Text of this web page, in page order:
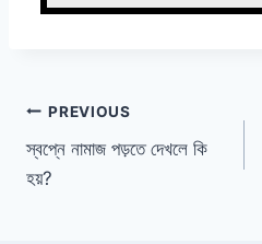
Post
navigation
PREVIOUS
স্বপ্নে নামাজ পড়তে দেখলে কি
হয়?